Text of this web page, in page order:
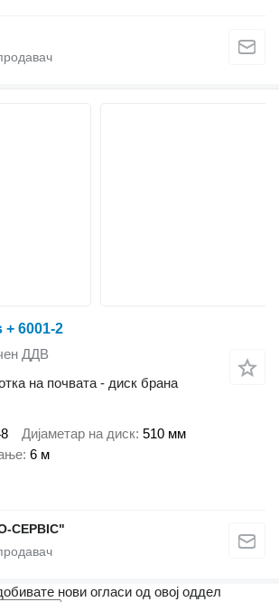
+ 6001-2
ДДВ
на почвата - диск брана
Дијаметар на диск 510 мм
6 м
СЕРВІС"
нови огласи од овој оддел